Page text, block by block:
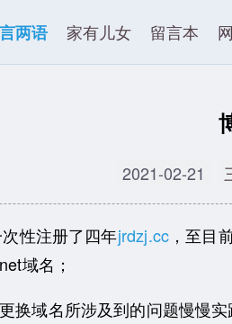
两语 家有儿女 留言本
2021-02-21
性注册了四年jrdzj.cc ，至目
域名；
域名所涉及到的问题慢慢实